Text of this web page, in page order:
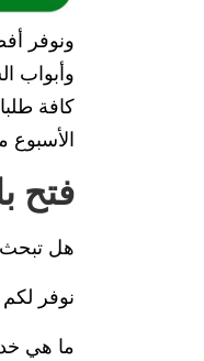
ونوفر
وأبواب
الأسبوع
فتح
هل تبحث
نوفر
ما هي